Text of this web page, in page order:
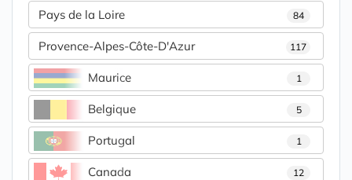
Pays de la Loire 84
Provence-Alpes-Côte-D'Azur 117
Maurice 1
Belgique 5
Portugal 1
Canada 12